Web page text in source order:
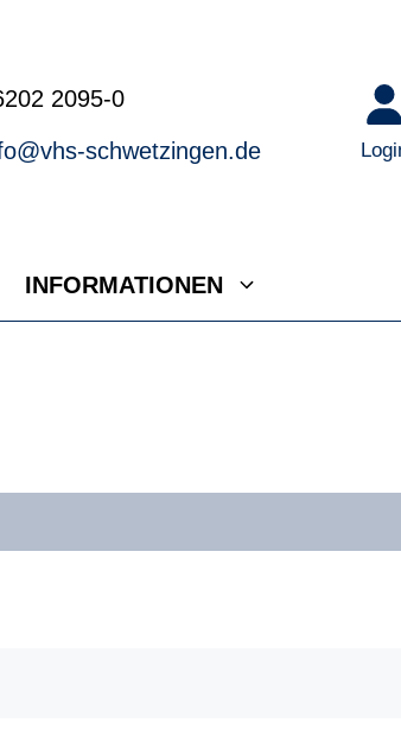
2095-0
schwetzingen.de
INFORMATIONEN